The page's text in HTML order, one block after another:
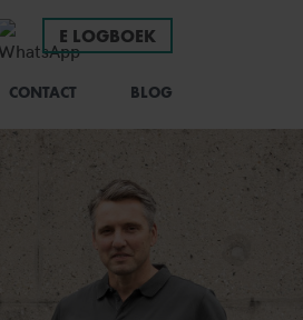
E LOGBOEK
CONTACT BLOG